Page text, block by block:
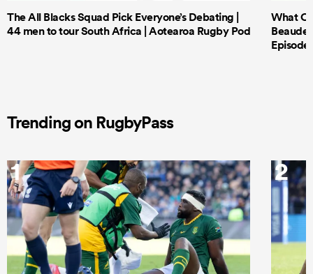
The All Blacks Squad Pick Everyone’s Debating |
44 men to tour South Africa | Aotearoa Rugby Pod
What
Episode
Trending on RugbyPass
1 2